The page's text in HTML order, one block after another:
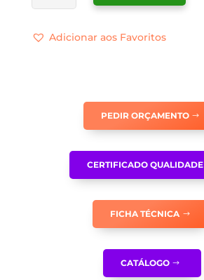
SINALÉTICA
TELEFONE
Adicionar aos Favoritos
PEDIR ORÇAMENTO
CERTIFICADO QUALIDADE
FICHA TÉCNICA
CATÁLOGO